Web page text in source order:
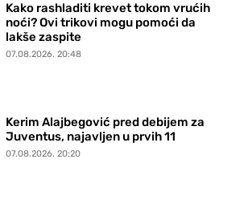
Kako rashladiti krevet tokom vrućih
noći? Ovi trikovi mogu pomoći da
lakše zaspite
07.08.2026. 20:48
Kerim Alajbegović pred debijem za
Juventus, najavljen u prvih 11
07.08.2026. 20:20